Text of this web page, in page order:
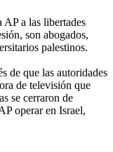
AP a las libertades
son abogados,
palestinos.
de que las autoridades
de televisión que
se cerraron de
operar en Israel,